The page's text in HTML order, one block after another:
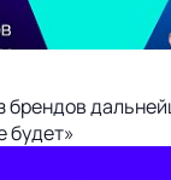
брендов
будет»